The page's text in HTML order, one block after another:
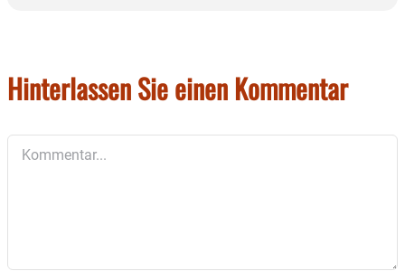
Hinterlassen Sie einen Kommentar